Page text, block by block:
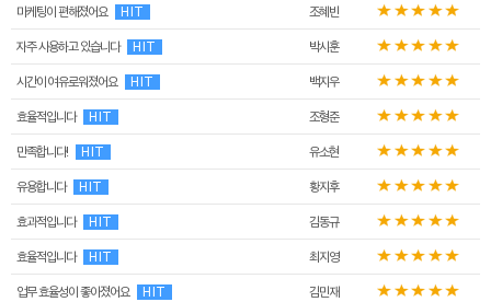
마케팅이 편해졌어요 HIT 조혜빈
자주 사용하고 있습니다 HIT 박시훈
시간이 여유로워졌어요 HIT 백지우
효율적입니다 HIT 조형준
만족합니다! HIT 유소현
유용합니다 HIT 황지후
효과적입니다 HIT 김동규
효율적입니다 HIT 최지영
업무 효율성이 좋아졌어요 HIT 김민재